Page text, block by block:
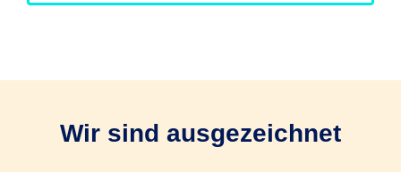
Wir sind ausgezeichnet